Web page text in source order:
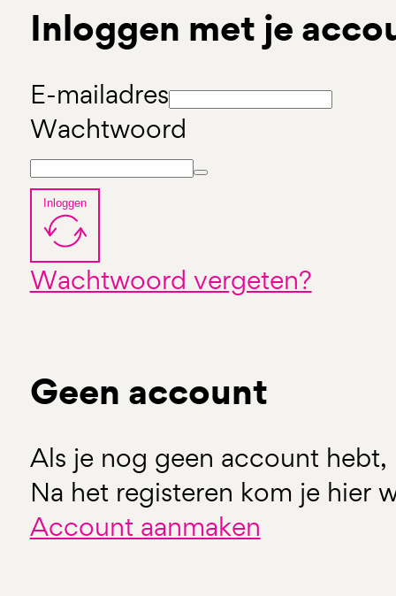
Inloggen met je
E-mailadres
Wachtwoord
Inloggen
Wachtwoord vergeten?
Geen account
Als je nog geen account hebt,
Na het registeren kom je hier
Account aanmaken